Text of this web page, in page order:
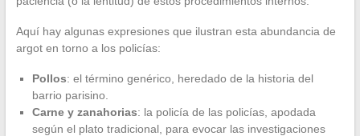
Aquí hay algunas expresiones que ilustran esta abundancia de
argot en torno a los policías:
Pollos: el término genérico, heredado de la historia del
barrio parisino.
Carne y zanahorias: la policía de las policías, apodada
según el plato tradicional, para evocar las investigaciones